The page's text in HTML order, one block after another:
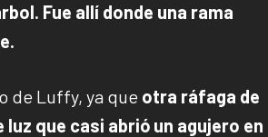
Fue allí donde una rama
de Luffy, ya que otra ráfaga de
que casi abrió un agujero en